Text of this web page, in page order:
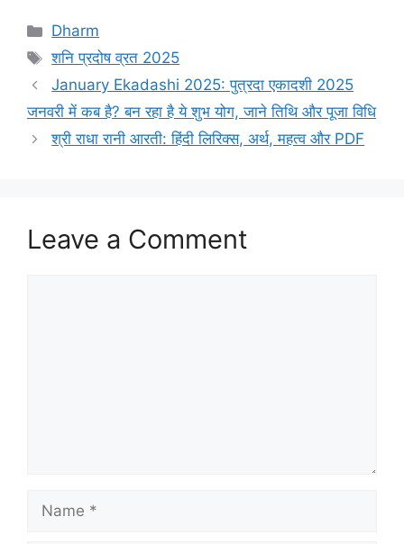
C
a
e
g
o
s
Dharm
T
a
g
s
शनि प्रदोष व्रत 2025
January Ekadashi 2025: पुत्रदा एकादशी 2025
जनवरी में कब है? बन रहा है ये शुभ योग, जाने तिथि और पूजा विधि
श्री राधा रानी आरती: हिंदी लिरिक्स, अर्थ, महत्व और PDF
Leave a Comment